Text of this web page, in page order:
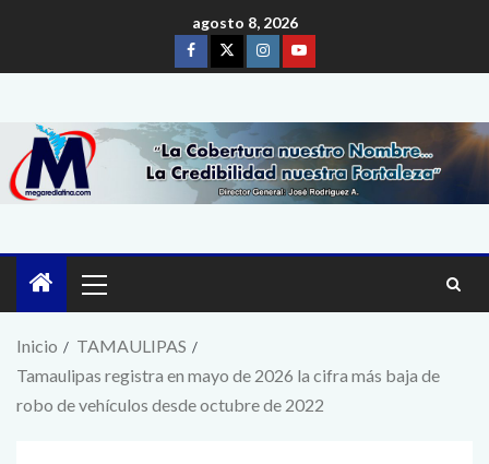
agosto 8, 2026
Inicio
TAMAULIPAS
Tamaulipas registra en mayo de 2026 la cifra más baja de
robo de vehículos desde octubre de 2022